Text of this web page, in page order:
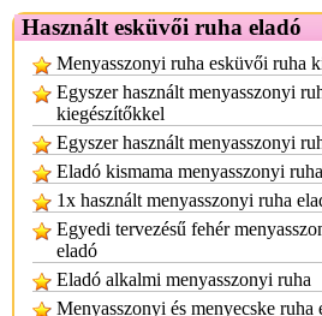
Használt esküvői ruha eladó
Menyasszonyi ruha esküvői ruha
Egyszer használt menyasszonyi
kiegészítőkkel
Egyszer használt menyasszonyi
Eladó kismama menyasszonyi
1x használt menyasszonyi ruha
Egyedi tervezésű fehér
eladó
Eladó alkalmi menyasszonyi ruha
Menyasszonyi és menyecske ruha